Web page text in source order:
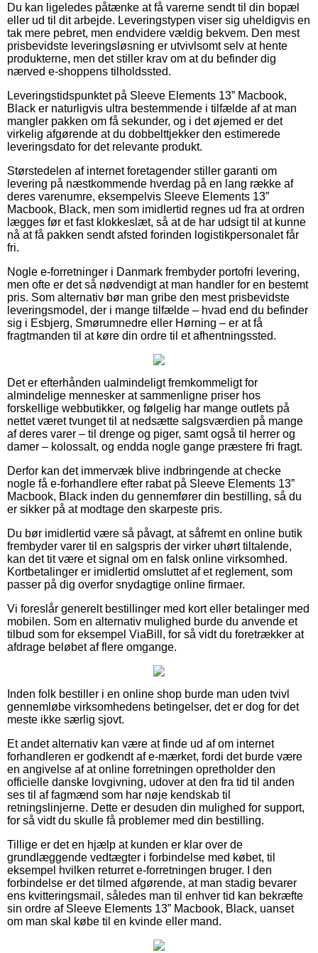
Du kan ligeledes påtænke at få varerne sendt til din bopæl
eller ud til dit arbejde. Leveringstypen viser sig uheldigvis en
tak mere pebret, men endvidere vældig bekvem. Den mest
prisbevidste leveringsløsning er utvivlsomt selv at hente
produkterne, men det stiller krav om at du befinder dig
nærved e-shoppens tilholdssted.
Leveringstidspunktet på Sleeve Elements 13” Macbook,
Black er naturligvis ultra bestemmende i tilfælde af at man
mangler pakken om få sekunder, og i det øjemed er det
virkelig afgørende at du dobbelttjekker den estimerede
leveringsdato for det relevante produkt.
Størstedelen af internet foretagender stiller garanti om
levering på næstkommende hverdag på en lang række af
deres varenumre, eksempelvis Sleeve Elements 13”
Macbook, Black, men som imidlertid regnes ud fra at ordren
lægges før et fast klokkeslæt, så at de har udsigt til at kunne
nå at få pakken sendt afsted forinden logistikpersonalet får
fri.
Nogle e-forretninger i Danmark frembyder portofri levering,
men ofte er det så nødvendigt at man handler for en bestemt
pris. Som alternativ bør man gribe den mest prisbevidste
leveringsmodel, der i mange tilfælde – hvad end du befinder
sig i Esbjerg, Smørumnedre eller Hørning – er at få
fragtmanden til at køre din ordre til et afhentningssted.
Det er efterhånden ualmindeligt fremkommeligt for
almindelige mennesker at sammenligne priser hos
forskellige webbutikker, og følgelig har mange outlets på
nettet været tvunget til at nedsætte salgsværdien på mange
af deres varer – til drenge og piger, samt også til herrer og
damer – kolossalt, og endda nogle gange præstere fri fragt.
Derfor kan det immervæk blive indbringende at checke
nogle få e-forhandlere efter rabat på Sleeve Elements 13”
Macbook, Black inden du gennemfører din bestilling, så du
er sikker på at modtage den skarpeste pris.
Du bør imidlertid være så påvagt, at såfremt en online butik
frembyder varer til en salgspris der virker uhørt tiltalende,
kan det tit være et signal om en falsk online virksomhed.
Kortbetalinger er imidlertid omsluttet af et reglement, som
passer på dig overfor snydagtige online firmaer.
Vi foreslår generelt bestillinger med kort eller betalinger med
mobilen. Som en alternativ mulighed burde du anvende et
tilbud som for eksempel ViaBill, for så vidt du foretrækker at
afdrage beløbet af flere omgange.
Inden folk bestiller i en online shop burde man uden tvivl
gennemløbe virksomhedens betingelser, det er dog for det
meste ikke særlig sjovt.
Et andet alternativ kan være at finde ud af om internet
forhandleren er godkendt af e-mærket, fordi det burde være
en angivelse af at online forretningen opretholder den
officielle danske lovgivning, udover at den fra tid til anden
ses til af fagmænd som har nøje kendskab til
retningslinjerne. Dette er desuden din mulighed for support,
for så vidt du skulle få problemer med din bestilling.
Tillige er det en hjælp at kunden er klar over de
grundlæggende vedtægter i forbindelse med købet, til
eksempel hvilken returret e-forretningen bruger. I den
forbindelse er det tilmed afgørende, at man stadig bevarer
ens kvitteringsmail, således man til enhver tid kan bekræfte
sin ordre af Sleeve Elements 13” Macbook, Black, uanset
om man skal købe til en kvinde eller mand.